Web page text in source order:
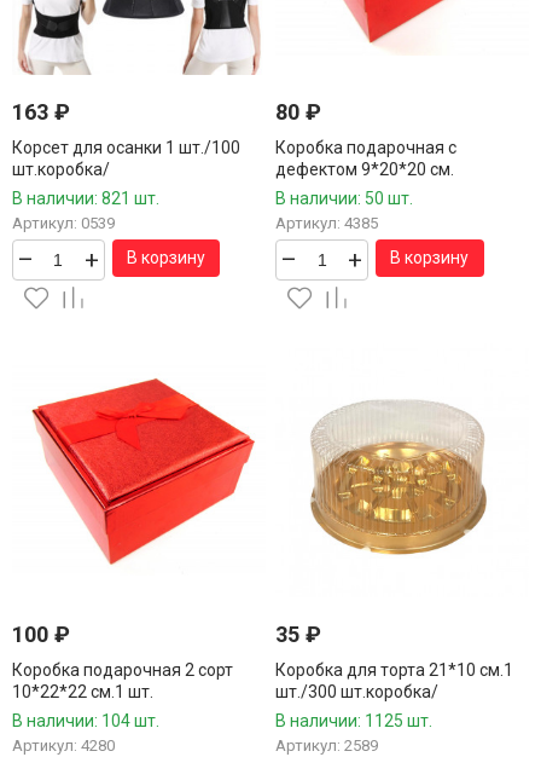
163 ₽
Корсет для осанки 1 шт./100
шт.коробка/
В наличии: 821 шт.
Артикул: 0539
– + В корзину
80₽
Коробка подарочная с
дефектом 9*20*20 см.
В наличии: 50 шт.
Артикул: 4385
– + В корзину
100 ₽
Коробка подарочная 2 сорт
10*22*22 см.1 шт.
В наличии: 104 шт.
Артикул: 4280
35₽
Коробка для торта 21*10 см.1
шт./300 шт.коробка/
В наличии: 1125 шт.
Артикул: 2589